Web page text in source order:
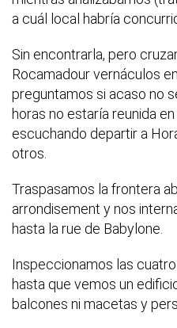
a cuál local habría
Sin encontrarla, pero
Rocamadour vernáculos
preguntamos si acaso no
horas no estaría reunida
escuchando departir a
otros.
Traspasamos la frontera
arrondisement y nos
hasta la rue de Babylone.
Inspeccionamos las
hasta que vemos un
balcones ni macetas y